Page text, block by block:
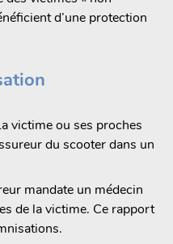
d’une protection
victime ou ses proches
du scooter dans un
mandate un médecin
de la victime. Ce rapport